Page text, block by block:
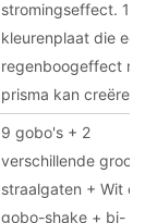
stromingseffect. 1 6-
kleurenplaat die een
regenboogeffect met
prisma kan creëren.
9 gobo's + 2
verschillende grootte
straalgaten + Wit
gobo-shake + bi-